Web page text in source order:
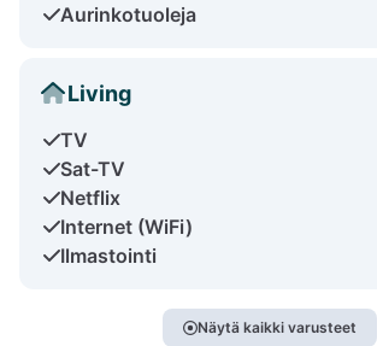
Aurinkotuoleja
Living
TV
Sat-TV
Netflix
Internet (WiFi)
Ilmastointi
Näytä kaikki varusteet